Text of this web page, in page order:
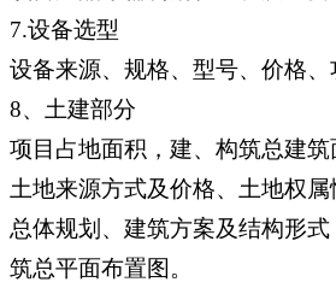
7.设备选型
设备来源、规格、型号、价格、
8、土建部分
项目占地面积，建、构筑总建
土地来源方式及价格、土地权
总体规划、建筑方案及结构形
筑总平面布置图。